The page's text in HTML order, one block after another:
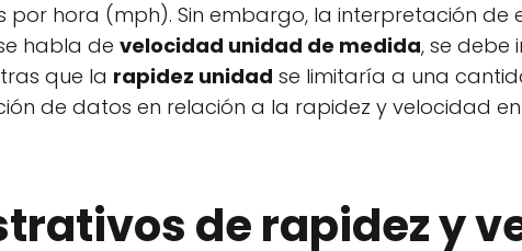
por hora (mph). Sin embargo, la interpretación de
habla de velocidad unidad de medida, se debe
que la rapidez unidad se limitaría a una
de datos en relación a la rapidez y velocidad
de rapidez y